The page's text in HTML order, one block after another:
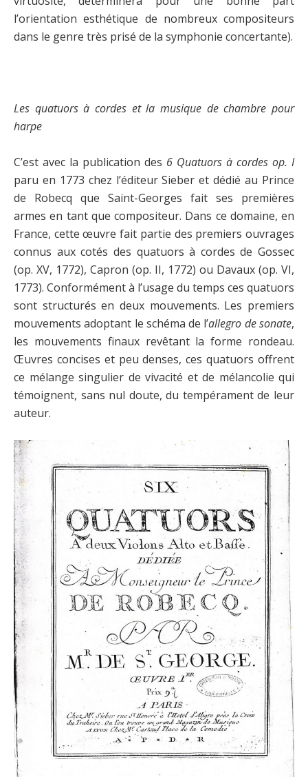
l’orientation esthétique de nombreux compositeurs
dans le genre très prisé de la symphonie concertante).
Les quatuors à cordes et la musique de chambre pour
harpe
C’est avec la publication des 6 Quatuors à cordes op. I
paru en 1773 chez l’éditeur Sieber et dédié au Prince
de Robecq que Saint-Georges fait ses premières
armes en tant que compositeur. Dans ce domaine, en
France, cette œuvre fait partie des premiers ouvrages
connus aux cotés des quatuors à cordes de Gossec
(op. XV, 1772), Capron (op. II, 1772) ou Davaux (op. VI,
1773). Conformément à l’usage du temps ces quatuors
sont structurés en deux mouvements. Les premiers
mouvements adoptant le schéma de l’allegro de sonate,
les mouvements finaux revêtant la forme rondeau.
Œuvres concises et peu denses, ces quatuors offrent
ce mélange singulier de vivacité et de mélancolie qui
témoignent, sans nul doute, du tempérament de leur
auteur.